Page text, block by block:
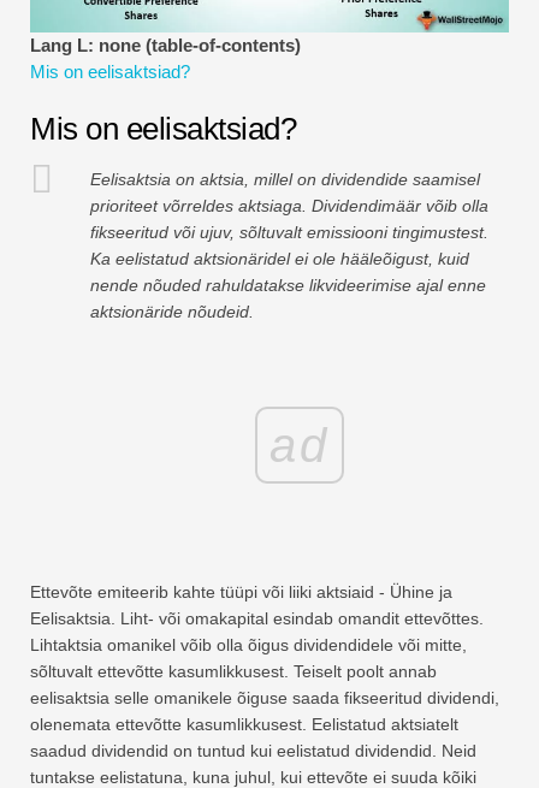
Finantsmodelleerimise õpetused
Täisvorm
Riskijuhtimise õpetused
Lang L: none (table-of-contents)
Mis on eelisaktsiad?
Mis on eelisaktsiad?
Eelisaktsia on aktsia, millel on dividendide saamisel
prioriteet võrreldes aktsiaga. Dividendimäär võib olla
fikseeritud või ujuv, sõltuvalt emissiooni tingimustest.
Ka eelistatud aktsionäridel ei ole hääleõigust, kuid
nende nõuded rahuldatakse likvideerimise ajal enne
aktsionäride nõudeid.
ad
Ettevõte emiteerib kahte tüüpi või liiki aktsiaid - Ühine ja
Eelisaktsia. Liht- või omakapital esindab omandit ettevõttes.
Lihtaktsia omanikel võib olla õigus dividendidele või mitte,
sõltuvalt ettevõtte kasumlikkusest. Teiselt poolt annab
eelisaktsia selle omanikele õiguse saada fikseeritud dividendi,
olenemata ettevõtte kasumlikkusest. Eelistatud aktsiatelt
saadud dividendid on tuntud kui eelistatud dividendid. Neid
tuntakse eelistatuna, kuna juhul, kui ettevõte ei suuda kõiki